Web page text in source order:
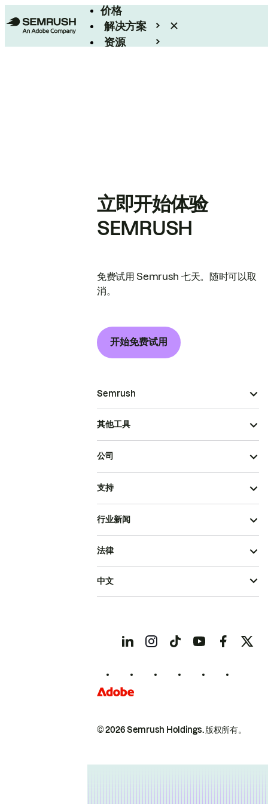
价格
解决方案
资源
立即开始体验
SEMRUSH
免费试用 Semrush 七天。随时可以取
消。
开始免费试用
Semrush
其他工具
公司
支持
行业新闻
© 2026 Semrush Holdings.版权所有。
法律
中文